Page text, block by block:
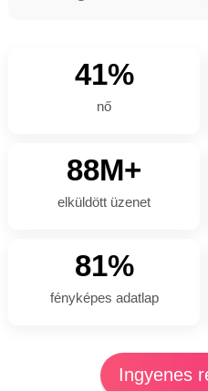
41%
nő
88M+
elküldött üzenet
81%
fényképes adatlap
Ingyenes